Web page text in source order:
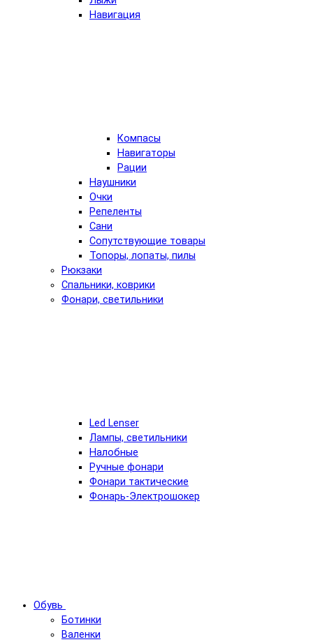
Навигация
Компасы
Навигаторы
Рации
Наушники
Очки
Репеленты
Сани
Сопутствующие товары
Топоры, лопаты, пилы
Рюкзаки
Спальники, коврики
Фонари, светильники
Led Lenser
Лампы, светильники
Налобные
Ручные фонари
Фонари тактические
Фонарь-Электрошокер
Обувь
Ботинки
Валенки